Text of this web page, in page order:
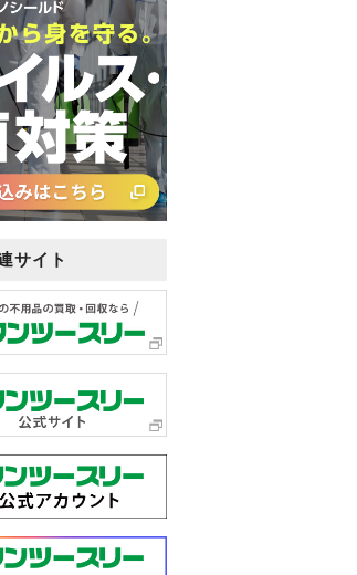
サイト